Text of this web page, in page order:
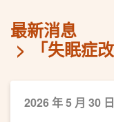
最新消息
「失眠症
2026 年 5 月 30 日